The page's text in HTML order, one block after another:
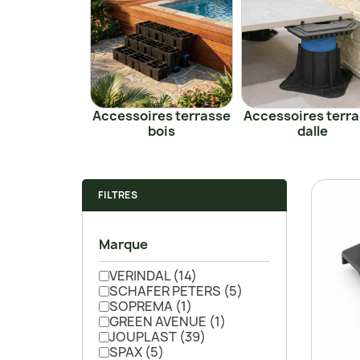
Accessoires terrasse
bois
Accessoires
dalle
FILTRES
Marque
VERINDAL(14)
SCHAFER PETERS (5)
SOPREMA (1)
GREEN AVENUE (1)
JOUPLAST (39)
SPAX (5)